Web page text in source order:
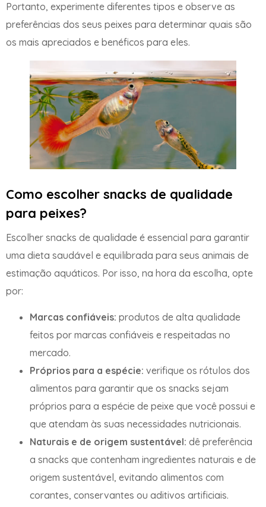
Portanto, experimente diferentes tipos e observe as
preferências dos seus peixes para determinar quais são
os mais apreciados e benéficos para eles.
Como escolher snacks de qualidade
para peixes?
Escolher snacks de qualidade é essencial para garantir
uma dieta saudável e equilibrada para seus animais de
estimação aquáticos. Por isso, na hora da escolha, opte
por:
Marcas confiáveis: produtos de alta qualidade
feitos por marcas confiáveis e respeitadas no
mercado.
Próprios para a espécie: verifique os rótulos dos
alimentos para garantir que os snacks sejam
próprios para a espécie de peixe que você possui e
que atendam às suas necessidades nutricionais.
Naturais e de origem sustentável: dê preferência
a snacks que contenham ingredientes naturais e de
origem sustentável, evitando alimentos com
corantes, conservantes ou aditivos artificiais.